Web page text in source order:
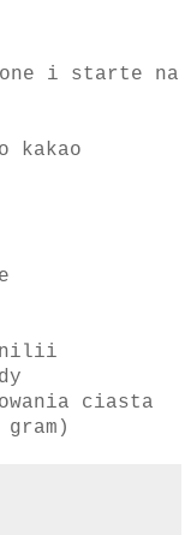
i starte na
kakao
ciasta